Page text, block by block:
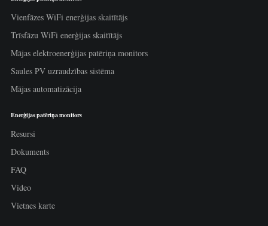
Vienfāzes WiFi enerģijas skaitītājs
Trīsfāzu WiFi enerģijas skaitītājs
Mājas elektroenerģijas patēriņa monitors
Saules PV uzraudzības sistēma
Mājas automatizācija
Enerģijas patēriņa monitors
Resursi
Dokuments
FAQ
Video
Vietnes karte